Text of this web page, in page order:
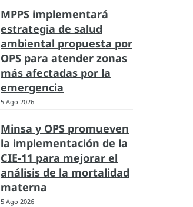
MPPS implementará
estrategia de salud
ambiental propuesta por
OPS para atender zonas
más afectadas por la
emergencia
5 Ago 2026
Minsa y OPS promueven
la implementación de la
CIE-11 para mejorar el
análisis de la mortalidad
materna
5 Ago 2026